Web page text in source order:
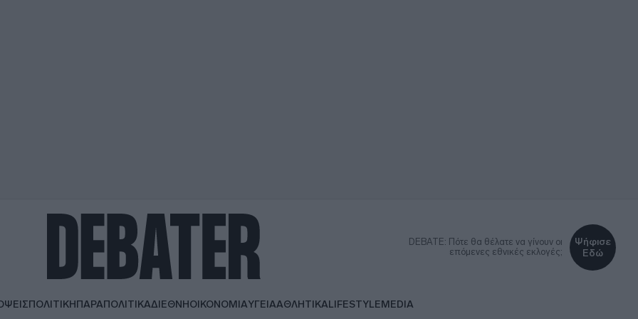
DEBATE: Πότε θα θέλατε να γίνουν οι
επόμενες εθνικές εκλογές;
Ψήφισε
Εδώ
ΠΟΛΙΤΙΚΗΠΑΡΑΠΟΛΙΤΙΚΑΔΙΕΘΝΗΟΙΚΟΝΟΜΙΑΥΓΕΙΑΑΘΛΗΤΙΚΑLIFESTYLEMEDIA